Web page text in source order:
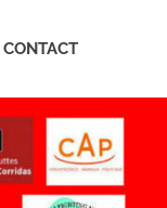
CONTACT